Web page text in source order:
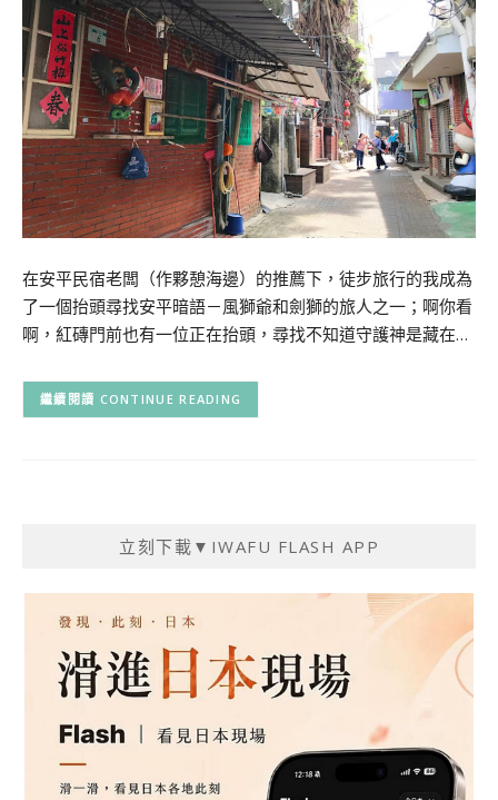
在安平民宿老闆（作夥憩海邊）的推薦下，徒步旅行的我成為
了一個抬頭尋找安平暗語－風獅爺和劍獅的旅人之一；啊你看
啊，紅磚門前也有一位正在抬頭，尋找不知道守護神是藏在…
CONTINUE READING
立刻下載▼IWAFU FLASH APP